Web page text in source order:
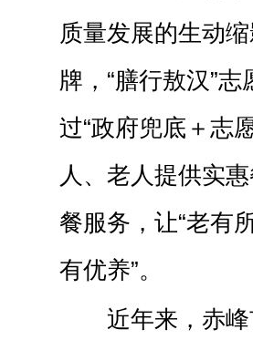
质量发展的生动
牌，“膳行敖汉”
过“政府兜底＋志
人、老人提供实
餐服务，让“老有
有优养”。
近年来，赤